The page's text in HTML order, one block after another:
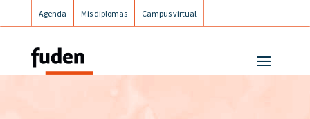
Agenda Mis diplomas Campus virtual